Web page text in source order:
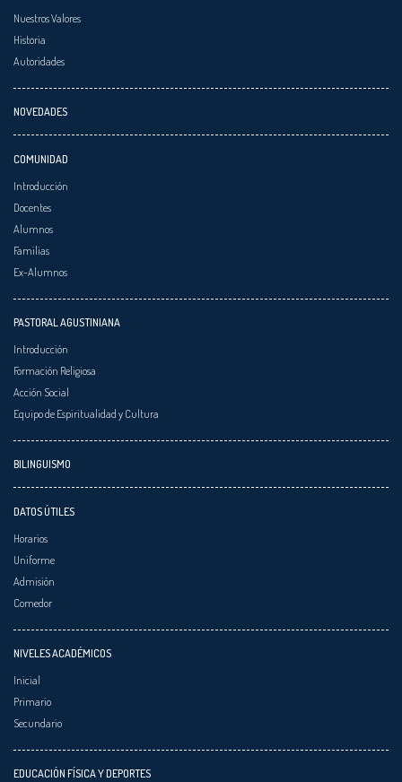
Nuestros Valores
Historia
Autoridades
NOVEDADES
COMUNIDAD
Introducción
Docentes
Alumnos
Familias
Ex-Alumnos
PASTORAL AGUSTINIANA
Introducción
Formación Religiosa
Acción Social
Equipo de Espiritualidad y Cultura
BILINGUISMO
DATOS ÚTILES
Horarios
Uniforme
Admisión
Comedor
NIVELES ACADÉMICOS
Inicial
Primario
Secundario
EDUCACIÓN FÍSICA Y DEPORTES